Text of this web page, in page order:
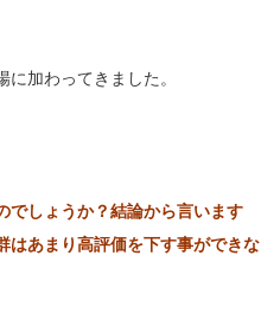
加わってきました。
でしょうか？結論から言います
はあまり高評価を下す事ができな